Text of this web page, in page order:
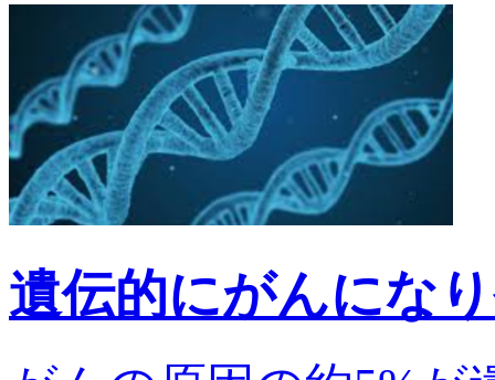
遺伝的にがんにな